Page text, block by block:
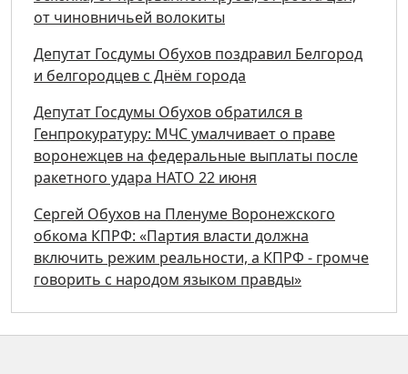
от чиновничьей волокиты
Депутат Госдумы Обухов поздравил Белгород
и белгородцев с Днём города
Депутат Госдумы Обухов обратился в
Генпрокуратуру: МЧС умалчивает о праве
воронежцев на федеральные выплаты после
ракетного удара НАТО 22 июня
Сергей Обухов на Пленуме Воронежского
обкома КПРФ: «Партия власти должна
включить режим реальности, а КПРФ - громче
говорить с народом языком правды»